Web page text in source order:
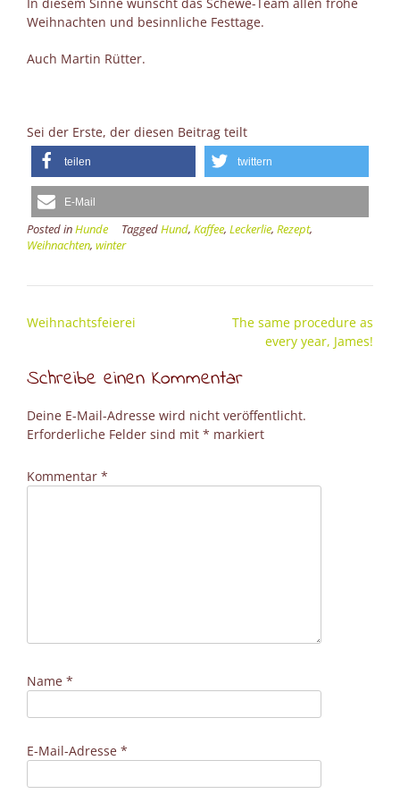
Weihnachten und besinnliche Festtage.
Auch Martin Rütter.
Sei der Erste, der diesen Beitrag teilt
teilen twittern
E-Mail
Posted inHunde TaggedHund, Kaffee, Leckerlie, Rezept,
Weihnachten, winter
Post
Weihnachtsfeierei
The same procedure as
every year, James!
Schreibe einen Kommentar
Deine E-Mail-Adresse wird nicht veröffentlicht.
Erforderliche Felder sind mit * markiert
Kommentar *
Name *
E-Mail-Adresse *